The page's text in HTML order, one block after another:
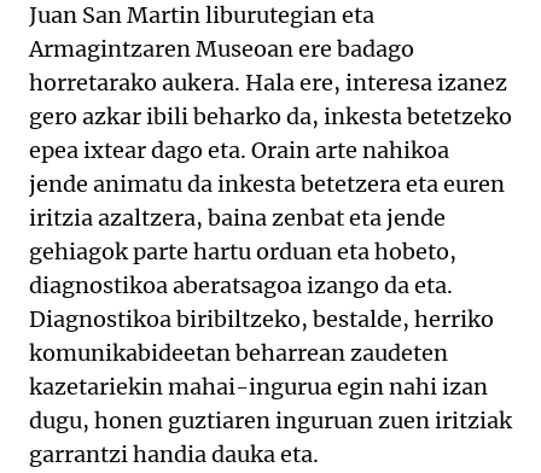
Juan San Martin liburutegian eta
Armagintzaren Museoan ere badago
horretarako aukera. Hala ere, interesa izanez
gero azkar ibili beharko da, inkesta betetzeko
epea ixtear dago eta. Orain arte nahikoa
jende animatu da inkesta betetzera eta euren
iritzia azaltzera, baina zenbat eta jende
gehiagok parte hartu orduan eta hobeto,
diagnostikoa aberatsagoa izango da eta.
Diagnostikoa biribiltzeko, bestalde, herriko
komunikabideetan beharrean zaudeten
kazetariekin mahai-ingurua egin nahi izan
dugu, honen guztiaren inguruan zuen iritziak
garrantzi handia dauka eta.